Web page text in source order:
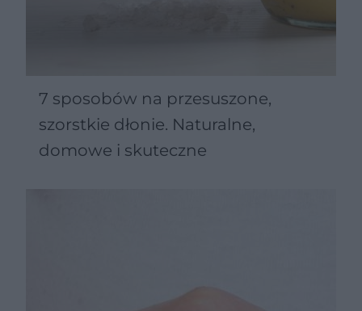
7 sposobów na przesuszone,
szorstkie dłonie. Naturalne,
domowe i skuteczne